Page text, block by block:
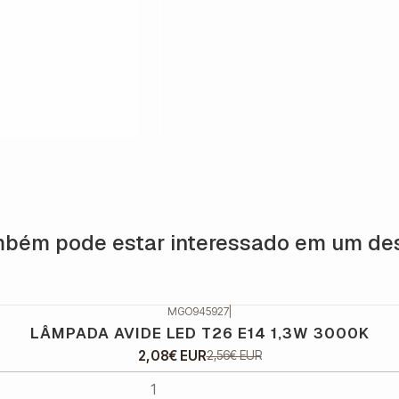
pode estar interessado em um
MGO945927
LÂMPADA AVIDE LED T26 E14 1,3W 3000K
2,08€ EUR2,56€ EUR